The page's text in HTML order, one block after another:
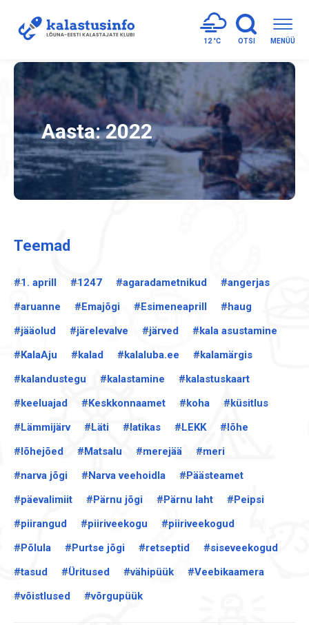
12 °C OTSI MENÜÜ
Aasta:2022
Teemad
#1. aprill #1247 #agaradametnikud
#angerjas
#aruanne
#Emajõgi #Esimeneaprill
#haug
#jääolud
#järelevalve #järved
#kala asustamine
#KalaAju
#kalad #kalaluba.ee
#kalamärgis
#kalandustegu
#kalastamine
#kalastuskaart
#keeluajad
#Keskkonnaamet #koha
#küsitlus
#Lämmijärv
#Läti #latikas #LEKK
#lõhe
#lõhejõed
#Matsalu #merejää
#meri
#narva jõgi
#Narva veehoidla
#Päästeamet
#päevalimiit
#Pärnu jõgi #Pärnu laht
#Peipsi
#piirangud
#piiriveekogu
#piiriveekogud
#Põlula
#Purtse jõgi #retseptid
#siseveekogud
#tasud
#Üritused #vähipüük
#Veebikaamera
#võistlused
#võrgupüük